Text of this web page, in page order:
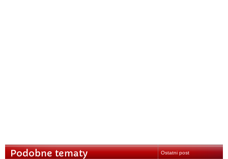
Podobne tematy Ostatni post